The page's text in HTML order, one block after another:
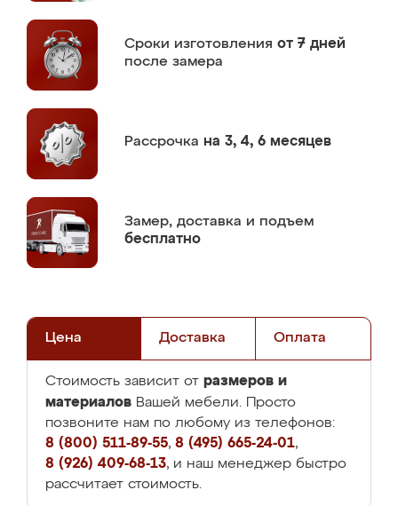
Сроки изготовления от 7 дней
после замера
Рассрочка на 3, 4, 6 месяцев
Замер, доставка и подъем
бесплатно
Цена Доставка Оплата
Стоимость зависит от размеров и
материалов Вашей мебели. Просто
позвоните нам по любому из телефонов:
8 (800) 511-89-55, 8 (495) 665-24-01,
8 (926) 409-68-13, и наш менеджер быстро
рассчитает стоимость.